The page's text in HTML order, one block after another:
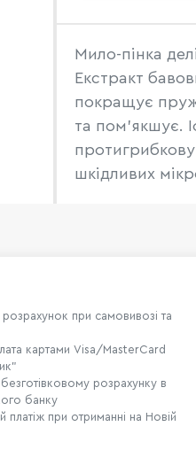
Мило-пінка
Екстракт
покращує
та пом'якшує.
шкідливих
розрахунок при самовивозі та
картами Visa/MasterCard
розрахунку в
банку
платіж при отриманні на Новій